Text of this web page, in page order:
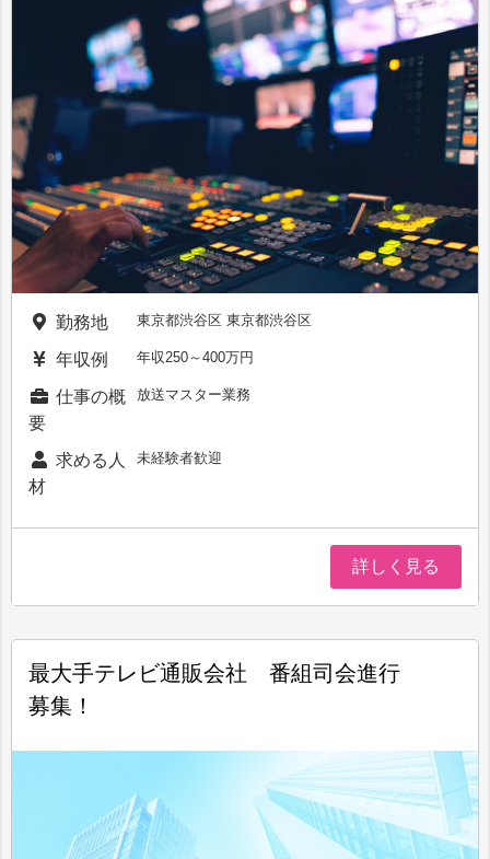
勤務地 東京都渋谷区 東京都渋谷区
年収例 年収250～400万円
仕事の概
要
放送マスター業務
求める人
材
未経験者歓迎
詳しく見る
最大手テレビ通販会社 番組司会進行
募集！